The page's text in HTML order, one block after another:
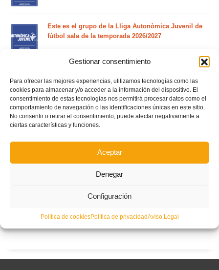
Gestionar consentimiento
Para ofrecer las mejores experiencias, utilizamos tecnologías como las
cookies para almacenar y/o acceder a la información del dispositivo. El
consentimiento de estas tecnologías nos permitirá procesar datos como el
comportamiento de navegación o las identificaciones únicas en este sitio.
No consentir o retirar el consentimiento, puede afectar negativamente a
ciertas características y funciones.
Aceptar
Denegar
Configuración
Política de cookiesPolítica de privacidadAviso Legal
Este es el grupo de la Lliga Autonòmica Juvenil de
fútbol sala de la temporada 2026/2027
RFEF para la temporada 2026/27 se sorteará el
martes 4 de agosto
Nuevo curso de Entrenador de fútbol Licencia UEFA
C que comenzará en noviembre 2026 (agotadas las
Circular nº. 5 – Normas generales de las competiciones
territoriales de fútbol sala 2026-2027
Curso de entrenador de fútbol UEFA B en Valencia,